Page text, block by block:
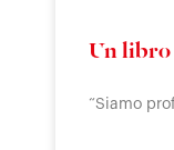
Un libro
“Siamo